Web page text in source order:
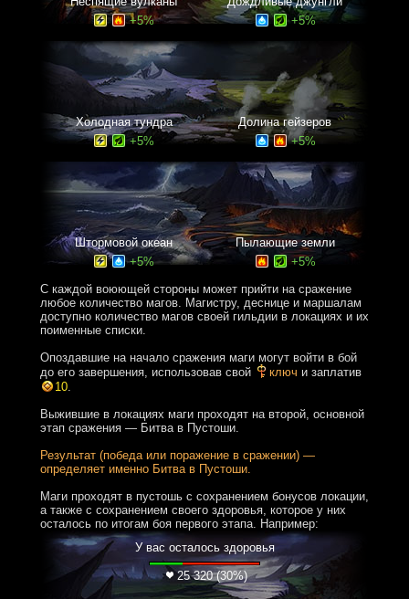
+5%
+5%
Холодная тундра
+5%
Долина гейзеров
+5%
Штормовой океан
+5%
Пылающие земли
+5%
С каждой воюющей стороны может прийти на сражение
любое количество магов. Магистру, деснице и маршалам
доступно количество магов своей гильдии в локациях и их
поименные списки.
Опоздавшие на начало сражения маги могут войти в бой
до его завершения, использовав свой
ключ и заплатив
10.
Выжившие в локациях маги проходят на второй, основной
этап сражения — Битва в Пустоши.
Результат (победа или поражение в сражении) —
определяет именно Битва в Пустоши.
Маги проходят в пустошь с сохранением бонусов локации,
а также с сохранением своего здоровья, которое у них
осталось по итогам боя первого этапа. Например:
У вас осталось здоровья
25 320 (30%)